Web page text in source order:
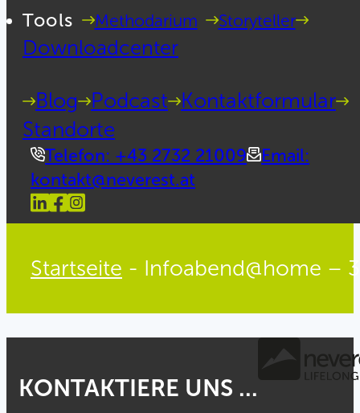
Tools Methodarium Storyteller
Downloadcenter
Blog Podcast Kontaktformular
Standorte
Telefon: +43 2732 21009
Email:
kontakt@neverest.at
Startseite - Infoabend@home –
KONTAKTIERE UNS ...